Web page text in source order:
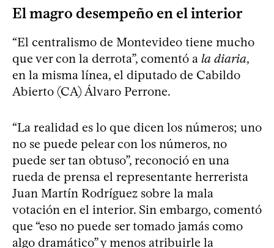
El magro desempeño en el interior
“El centralismo de Montevideo tiene mucho
que ver con la derrota”, comentó a la diaria,
en la misma línea, el diputado de Cabildo
Abierto (CA) Álvaro Perrone.
“La realidad es lo que dicen los números; uno
no se puede pelear con los números, no
puede ser tan obtuso”, reconoció en una
rueda de prensa el representante herrerista
Juan Martín Rodríguez sobre la mala
votación en el interior. Sin embargo, comentó
que “eso no puede ser tomado jamás como
algo dramático” y menos atribuirle la